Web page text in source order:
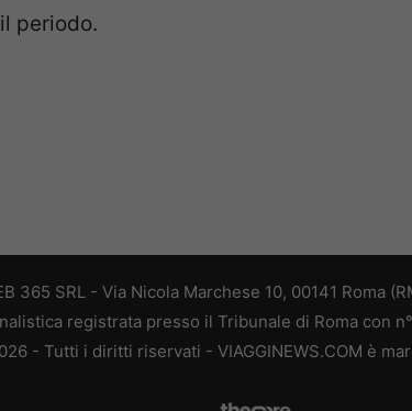
periodo.
365 SRL - Via Nicola Marchese 10, 00141 Roma
registrata presso il Tribunale di Roma con
- Tutti i diritti riservati - VIAGGINEWS.COM è